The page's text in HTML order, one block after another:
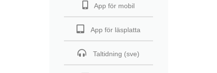
App för mobil
App för läsplatta
Taltidning (sve)